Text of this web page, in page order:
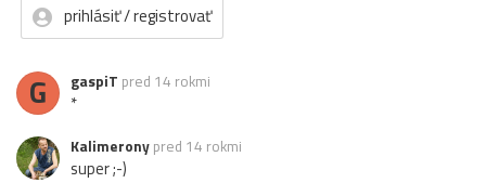
prihlásiť / registrovať
G gaspiT pred 14 rokmi
*
Kalimerony pred 14 rokmi
super ;-)